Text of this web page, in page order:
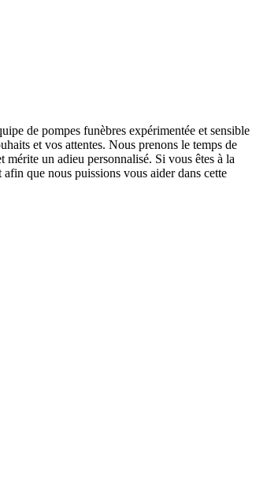
de pompes funèbres expérimentée et sensible
et vos attentes. Nous prenons le temps de
un adieu personnalisé. Si vous êtes à la
que nous puissions vous aider dans cette